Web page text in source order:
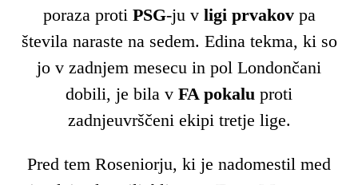
poraza proti PSG-ju vligi prvakovpa
števila naraste na sedem. Edina tekma, ki so
jo v zadnjem mesecu in pol Londončani
dobili, je bila v FA pokalu proti
zadnjeuvrščeni ekipi tretje lige.
Pred tem Roseniorju, ki je nadomestil med